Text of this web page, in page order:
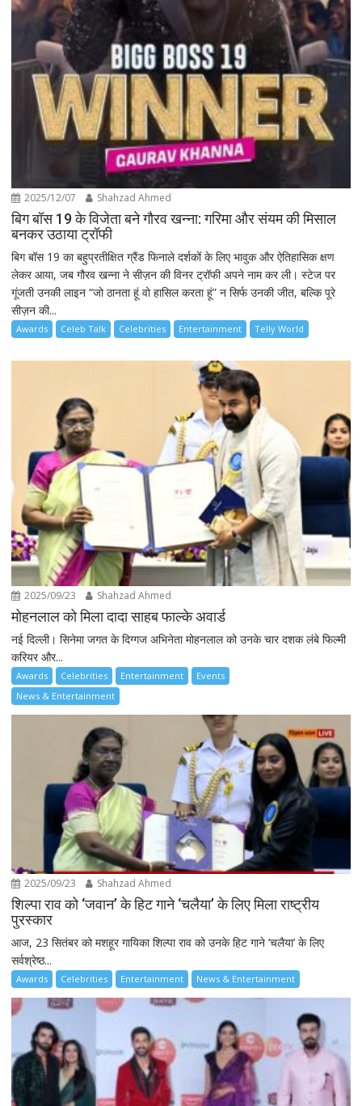
2025/12/07 Shahzad Ahmed
बिग बॉस 19 के विजेता बने गौरव खन्ना: गरिमा और संयम की मिसाल
बनकर उठाया ट्रॉफी
बिग बॉस 19 का बहुप्रतीक्षित ग्रैंड फिनाले दर्शकों के लिए भावुक और ऐतिहासिक क्षण
लेकर आया, जब गौरव खन्ना ने सीज़न की विनर ट्रॉफी अपने नाम कर ली। स्टेज पर
गूंजती उनकी लाइन “जो ठानता हूं वो हासिल करता हूं” न सिर्फ उनकी जीत, बल्कि पूरे
सीज़न की...
Awards Celeb Talk Celebrities Entertainment Telly World
2025/09/23 Shahzad Ahmed
मोहनलाल को मिला दादा साहब फाल्के अवार्ड
नई दिल्ली। सिनेमा जगत के दिग्गज अभिनेता मोहनलाल को उनके चार दशक लंबे फिल्मी
करियर और...
Awards Celebrities Entertainment
Events
News & Entertainment
2025/09/23 Shahzad Ahmed
शिल्पा राव को ‘जवान’ के हिट गाने ‘चलैया’ के लिए मिला राष्ट्रीय
पुरस्कार
आज, 23 सितंबर को मशहूर गायिका शिल्पा राव को उनके हिट गाने ‘चलैया’ के लिए
सर्वश्रेष्ठ...
Awards Celebrities Entertainment News & Entertainment